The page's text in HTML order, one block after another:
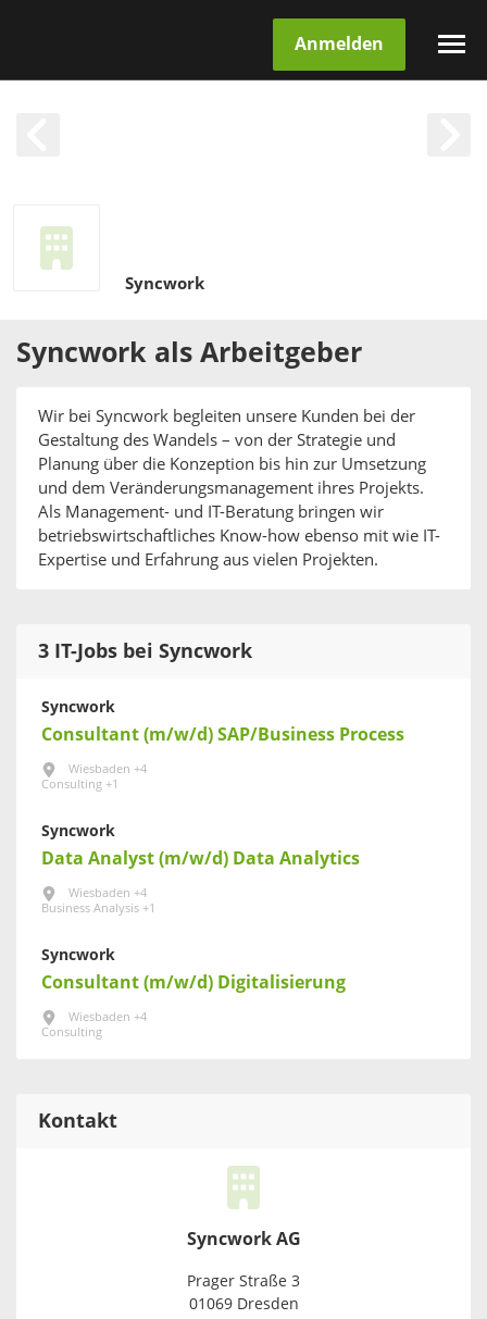
Anmelden
Syncwork
Syncwork als Arbeitgeber
Wir bei Syncwork begleiten unsere Kunden bei der
Gestaltung des Wandels – von der Strategie und
Planung über die Konzeption bis hin zur Umsetzung
und dem Veränderungsmanagement ihres Projekts.
Als Management- und IT-Beratung bringen wir
betriebswirtschaftliches Know-how ebenso mit wie IT-
Expertise und Erfahrung aus vielen Projekten.
3 IT-Jobs bei Syncwork
Syncwork
Consultant (m/w/d) SAP/Business Process
Wiesbaden +4
Consulting +1
Syncwork
Data Analyst (m/w/d) Data Analytics
Wiesbaden +4
Business Analysis +1
Syncwork
Consultant (m/w/d) Digitalisierung
Wiesbaden +4
Consulting
Kontakt
Syncwork AG
Prager Straße 3
01069 Dresden